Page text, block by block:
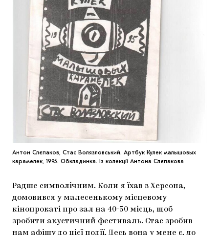
Антон Слєпаков, Стас Волязловський. Артбук Кулек малышовых
карамелек, 1995. Обкладинка. Із колекції Антона Слєпакова
Радше символічним. Коли я їхав з Херсона,
домовився у малесенькому місцевому
кінопрокаті про зал на 40-50 місць, щоб
зробити акустичний фестиваль. Стас зробив
нам афішу до цієї події. Десь вона у мене є, до